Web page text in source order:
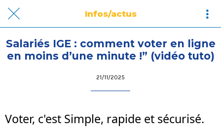
Infos/actus
Salariés IGE : comment voter en ligne
en moins d’une minute !” (vidéo tuto)
21/11/2025
Voter, c'est Simple, rapide et sécurisé.